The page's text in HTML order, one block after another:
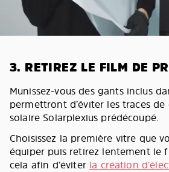
3. RETIREZ LE FILM DE
Munissez-vous des gants inclus
permettront d’éviter les traces
solaire Solarplexius prédécoupé.
Choisissez la première vitre que
équiper puis retirez lentement le
cela afin d’éviter la création